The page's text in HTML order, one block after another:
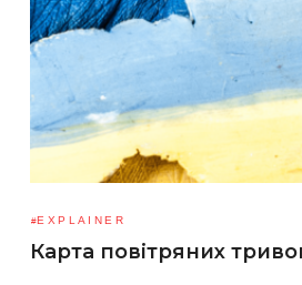
EXPLAINER
Карта повітряних